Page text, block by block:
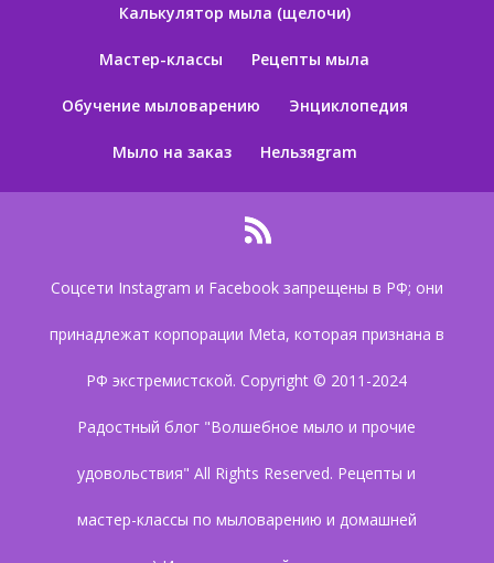
Калькулятор мыла (щелочи)
Мастер-классы Рецепты мыла
Обучение мыловарению Энциклопедия
Мыло на заказ Нельзяgram
Соцсети Instagram и Facebook запрещены в РФ; они
принадлежат корпорации Meta, которая признана в
РФ экстремистской. Copyright © 2011-2024
Радостный блог "Волшебное мыло и прочие
удовольствия" All Rights Reserved. Рецепты и
мастер-классы по мыловарению и домашней